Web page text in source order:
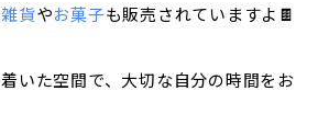
雑貨やお菓子も販売されていますよ🍫
いた空間で、大切な自分の時間をお